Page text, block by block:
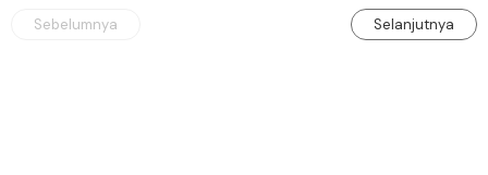
Sebelumnya Selanjutnya